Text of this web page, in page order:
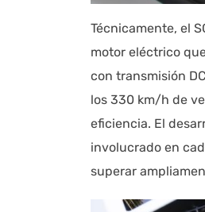
Técnicamente, el
motor eléctrico
con transmisión
los 330 km/h de
eficiencia. El
involucrado en
superar